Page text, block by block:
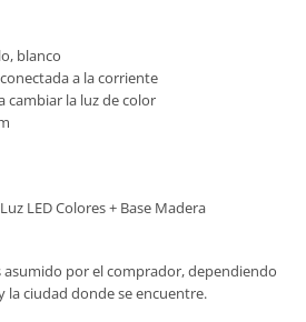
blanco
a la corriente
cambiar la luz de color
LED Colores + Base Madera
asumido por el comprador, dependiendo
la ciudad donde se encuentre.